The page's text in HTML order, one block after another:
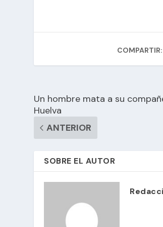
COMPARTIR:
Un hombre mata a su
Huelva
ANTERIOR
SOBRE EL AUTOR